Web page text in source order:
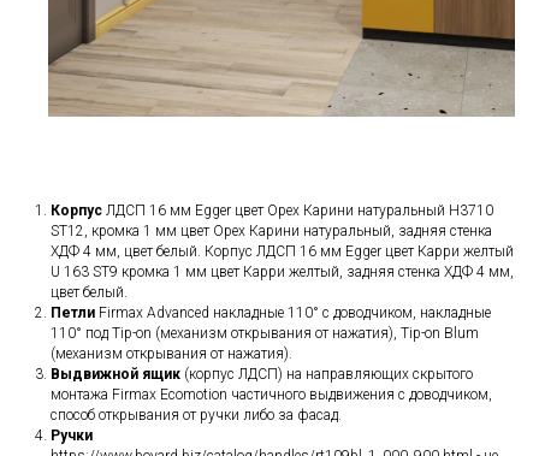
Корпус ЛДСП 16 мм Egger цвет Орех Карини натуральный H3710
ST12, кромка 1 мм цвет Орех Карини натуральный, задняя стенка
ХДФ 4 мм, цвет белый. Корпус ЛДСП 16 мм Egger цвет Карри желтый
U 163 ST9 кромка 1 мм цвет Карри желтый, задняя стенка ХДФ 4 мм,
цвет белый.
Петли Firmax Advanced накладные 110° с доводчиком, накладные
110° под Tip-on (механизм открывания от нажатия), Tip-on Blum
(механизм открывания от нажатия).
Выдвижной ящик (корпус ЛДСП) на направляющих скрытого
монтажа Firmax Ecomotion частичного выдвижения с доводчиком,
способ открывания от ручки либо за фасад.
Ручки